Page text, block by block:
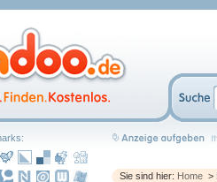
Sie sind hier: Home >